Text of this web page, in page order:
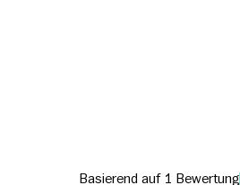
Basierend auf 1 Bewertung